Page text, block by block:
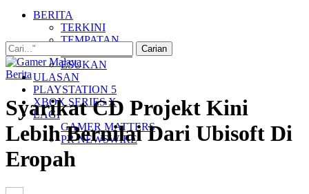
BERITA
TERKINI
TEMPATAN
ESUKAN
ULASAN
PLAYSTATION 5
XBOX SERIES X
LAGI
GAMER MATTERS
PR NEWSWIRE
Berita
Syarikat CD Projekt Kini
Lebih Bernilai Dari Ubisoft Di
Eropah